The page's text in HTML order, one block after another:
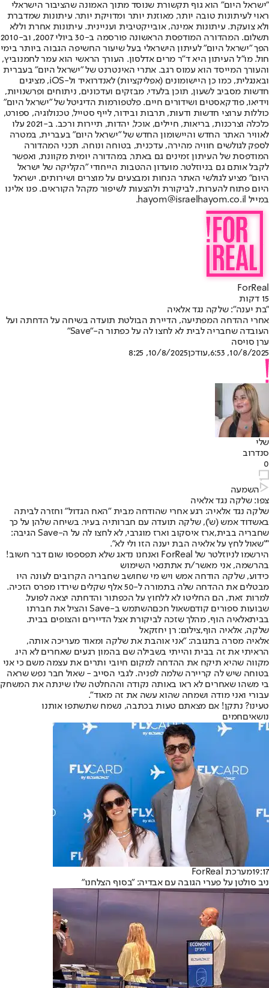
"ישראל היום" הוא גוף תקשורת שנוסד מתוך האמונה שהציבור הישראלי
ראוי לעיתונות טובה יותר, מאוזנת יותר ומדויקת יותר. עיתונות שמדברת
ולא צועקת. עיתונות אמינה, אובייקטיבית ועניינית. עיתונות אחרת וללא
תשלום. המהדורה המודפסת הראשונה פורסמה ב-30 ביולי 2007, וב-2010
הפך "ישראל היום" לעיתון הישראלי בעל שיעור החשיפה הגבוה ביותר בימי
חול. מו"ל העיתון היא ד"ר מרים אדלסון. העורך הראשי הוא עמר לחמנוביץ,
והעורך המייסד הוא עמוס רגב. אתרי האינטרנט של "ישראל היום" בעברית
ובאנגלית, כמו כן היישומונים (אפליקציות) לאנדרואיד ול-iOS, מציגים
חדשות מסביב לשעון, תוכן בלעדי, מבזקים ועדכונים, ניתוחים ופרשנויות,
וידיאו, פודקאסטים ושידורים חיים. פלטפורמות הדיגיטל של "ישראל היום"
כוללות ערוצי חדשות ודעות, תרבות ובידור, לייף סטייל, טכנולוגיה, ספורט,
כלכלה וצרכנות, בריאות, חיילים, אוכל, יהדות, תיירות ורכב. ב-2021 עלו
לאוויר האתר החדש והיישומון החדש של "ישראל היום" בעברית, במטרה
לספק לגולשים חוויה מהירה, עדכנית, בטוחה ונוחה. תכני המהדורה
המודפסת של העיתון זמינים גם באתר, במהדורה יומית מקוונת, ואפשר
לקבל אותם גם בניוזלטר. מועדון ההטבות הייחודי "הקליקה של ישראל
היום" מציע לגולשי האתר הנחות ומבצעים על מוצרים ושירותים. ישראל
היום פתוח להערות, לביקורת ולהצעות לשיפור מקהל הקוראים. פנו אלינו
במייל hayom@israelhayom.co.il.
ForReal
15 דקות
"בת יענה": שלקה נגד אלאיה
אחרי ההדחה המפתיעה, הדיירת הבולטת תועדה בשיחה על הדחתה ועל
העובדה שחבריה לבית לא לחצו לה על כפתור ה-"Save"
ערן סויסה
10/8/2025, 6:53
,עודכן10/8/2025, 8:25
שלי
סנדרוב
0
השמעה
צפו: שלקה נגד אלאיה
שלקה נגד אלאיה: רגע אחרי שהודחה מבית "האח הגדול" וחזרה לביתה
באשדוד אמש (ש'), שלקה תועדה עם חברותיה בעיר. בשיחה שלהן על כך
שחבריה בבית,ארז איסקוב וארז מוגרבי
, לא לחצו לה על ה-Save הגיבה:
״"שאול לחץ על אלאיה הבת יענה הזו ולי לא".
הירשמו לניוזלטר של ForReal ואנחנו נדאג שלא תפספסו שום דבר חשוב!
בהרשמה, אני מאשר/ת אתתנאי השימוש
כידוע, שלקה הודחה אמש ויש מי שחושב שחבריה הקרובים לעונה היו
מבטלים את ההדחה שלה בתמורה ל-50 אלף שקלים שירדו מפרס הזכיה.
למרות זאת, הם החליטו לא ללחוץ על הכפתור והדחתה יצאה לפועל.
שבועות ספורים קודםשאול חכם
השתמש ב-Save והציל את חברתו
בביתאלאיה הוף, מהלך שזכה לביקורת אצל הדיירים והצופים בבית.
שלקה, אלאיה הוף,צילום: רן יחזקאל
אלאיה מסרה בתגובה: "אני אוהבת את שלקה ומאוד מעריכה אותה,
הראיתי את זה בבית והייתי בשבילה שם בהמון רגעים שאחרים לא היו.
מקווה שהיא תיקח את ההדחה למקום חיובי ותרים את עצמה משם כי אני
בטוחה שיש לה קריירה שלמה לפניה. לגבי הסייב - שאול חבר נפש שראה
בי משהו שאחרים לא ראו באותה נקודה וההחלטה שלו שינתה את המשחק
עבורי ואני מודה ושמחה שהוא עשה את זה מאוד".
טעינו? נתקן! אם מצאתם טעות בכתבה, נשמח שתשתפו אותנו
נושאיםחמים
19:17מערכת ForReal
ניב סולטן על פערי הגובה עם אבדיה: "בסוף הצלחנו"